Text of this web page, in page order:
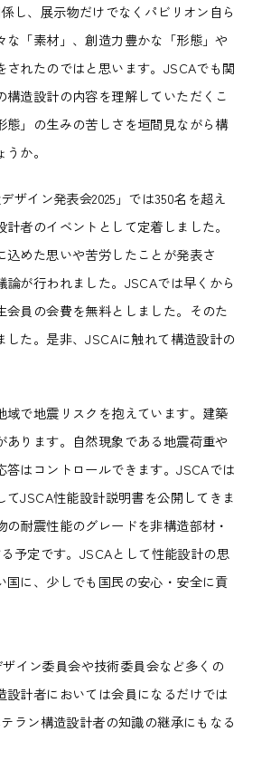
し、展示物だけでなくパビリオン自ら
「素材」、創造力豊かな「形態」や
されたのではと思います。JSCAでも関
造設計の内容を理解していただくこ
」の生みの苦しさを垣間見ながら構
か。
イン発表会2025」では350名を超え
者のイベントとして定着しました。
めた思いや苦労したことが発表さ
が行われました。JSCAでは早くから
員の会費を無料としました。そのた
た。是非、JSCAに触れて構造設計の
で地震リスクを抱えています。建築
ります。自然現象である地震荷重や
はコントロールできます。JSCAでは
JSCA性能設計説明書を公開してきま
耐震性能のグレードを非構造部材・
予定です。JSCAとして性能設計の思
に、少しでも国民の安心・安全に貢
イン委員会や技術委員会など多くの
計者においては会員になるだけでは
ラン構造設計者の知識の継承にもなる